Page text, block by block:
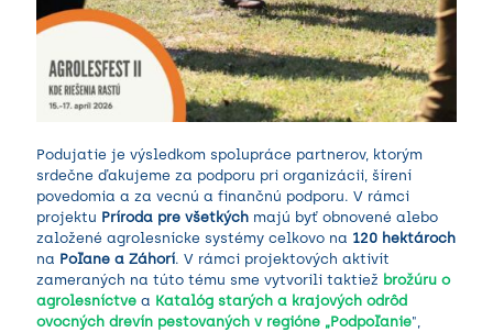
Podujatie je výsledkom spolupráce partnerov, ktorým
srdečne ďakujeme za podporu pri organizácii, šírení
povedomia a za vecnú a finančnú podporu. V rámci
projektu Príroda pre všetkých majú byť obnovené alebo
založené agrolesnícke systémy celkovo na 120 hektároch
na Poľane a Záhorí. V rámci projektových aktivít
zameraných na túto tému sme vytvorili taktiež brožúru o
agrolesníctve a Katalóg starých a krajových odrôd
ovocných drevín pestovaných v regióne „Podpoľanie",